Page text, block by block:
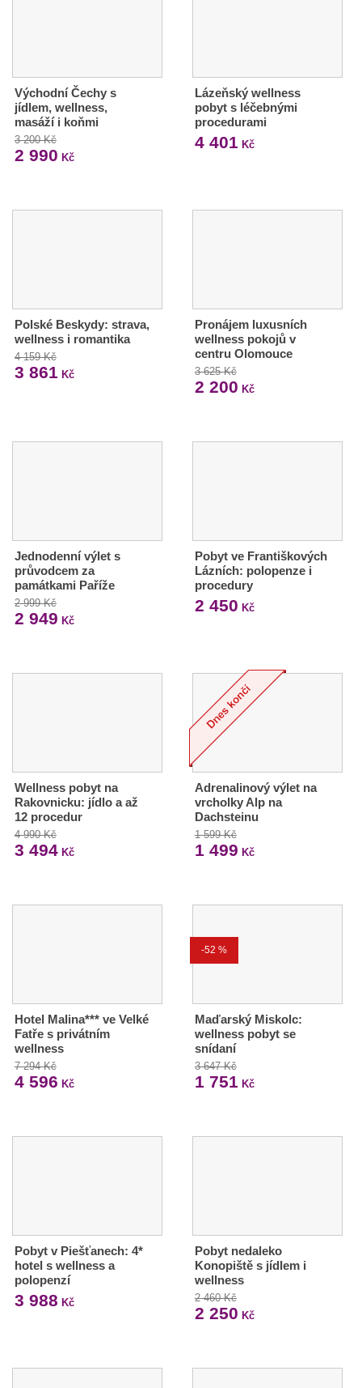
Východní Čechy s
jídlem, wellness,
masáží i koňmi
3 200 Kč
2 990 Kč
Lázeňský wellness
pobyt s léčebnými
procedurami
4 401 Kč
Polské Beskydy: strava,
wellness i romantika
4 159 Kč
3 861 Kč
Pronájem luxusních
wellness pokojů v
centru Olomouce
3 625 Kč
2 200 Kč
Jednodenní výlet s
průvodcem za
památkami Paříže
2 999 Kč
2 949 Kč
Pobyt ve Františkových
Lázních: polopenze i
procedury
2 450 Kč
Wellness pobyt na
Rakovnicku: jídlo a až
12 procedur
4 990 Kč
3 494 Kč
Adrenalinový výlet na
vrcholky Alp na
Dachsteinu
1 599 Kč
1 499 Kč
Hotel Malina*** ve Velké
Fatře s privátním
wellness
7 294 Kč
4 596 Kč
-52 %
Maďarský Miskolc:
wellness pobyt se
snídaní
3 647 Kč
1 751 Kč
Pobyt v Piešťanech: 4*
hotel s wellness a
polopenzí
3 988 Kč
Pobyt nedaleko
Konopiště s jídlem i
wellness
2 460 Kč
2 250 Kč